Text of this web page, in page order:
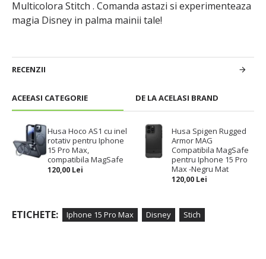
ACEEASI CATEGORIE DE LA ACELASI BRAND
Husa Hoco AS1 cu inel
rotativ pentru Iphone
15 Pro Max,
compatibila MagSafe
120,00 Lei
Husa Spigen Rugged
Armor MAG
Compatibila MagSafe
pentru Iphone 15 Pro
Max -Negru Mat
120,00 Lei
Multicolora Stitch . Comanda astazi si experimenteaza
magia Disney in palma mainii tale!
RECENZII
ETICHETE: Iphone 15 Pro Max Disney Stich